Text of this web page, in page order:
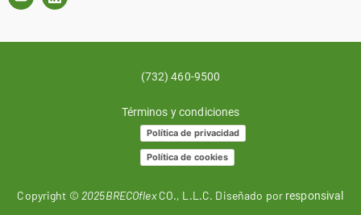
(732) 460-9500
Términos y condiciones
Política de privacidad
Política de cookies
Copyright © 2025BRECOflexCO., L.L.C. Diseñado por responsival